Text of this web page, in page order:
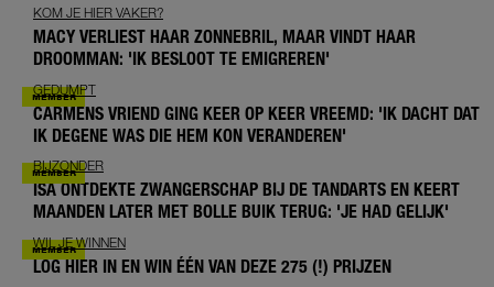
KOM JE HIER VAKER?
MACY VERLIEST HAAR ZONNEBRIL, MAAR VINDT HAAR
DROOMMAN: 'IK BESLOOT TE EMIGREREN'
GEDUMPT
CARMENS VRIEND GING KEER OP KEER VREEMD: 'IK DACHT DAT
IK DEGENE WAS DIE HEM KON VERANDEREN'
BIJZONDER
ISA ONTDEKTE ZWANGERSCHAP BIJ DE TANDARTS EN KEERT
MAANDEN LATER MET BOLLE BUIK TERUG: 'JE HAD GELIJK'
WIL JE WINNEN
LOG HIER IN EN WIN ÉÉN VAN DEZE 275 (!) PRIJZEN